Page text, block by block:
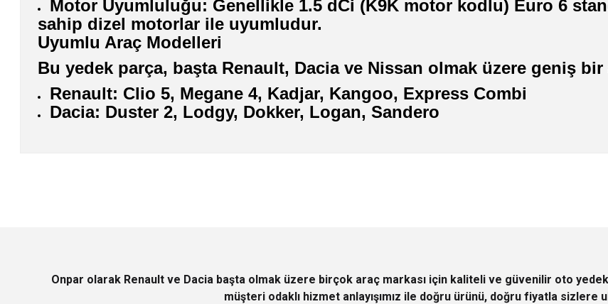
Motor Uyumluluğu: Genellikle 1.5 dCi (K9K motor kodlu) Euro 6
sahip dizel motorlar ile uyumludur.
Uyumlu Araç Modelleri
Bu yedek parça, başta Renault, Dacia ve Nissan olmak üzere geniş
Renault: Clio 5, Megane 4, Kadjar, Kangoo, Express Combi
Dacia: Duster 2, Lodgy, Dokker, Logan, Sandero
Onpar olarak Renault ve Dacia başta olmak üzere birçok araç markası için kaliteli ve güvenilir oto
müşteri odaklı hizmet anlayışımız ile doğru ürünü, doğru fiyatla sizlere